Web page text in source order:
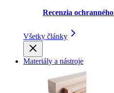
Recenzia
Všetky články
Materiály a nástroje